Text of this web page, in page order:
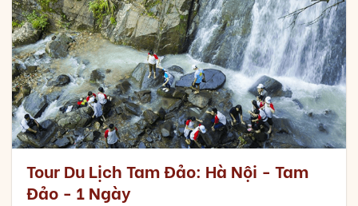
Tour Du Lịch Tam Đảo: Hà Nội - Tam
Đảo - 1 Ngày